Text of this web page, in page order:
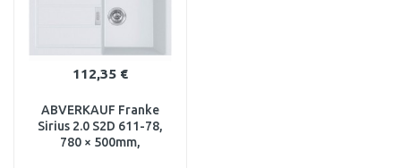
112,35 €
ABVERKAUF Franke
Sirius 2.0 S2D 611-78,
780 × 500mm,